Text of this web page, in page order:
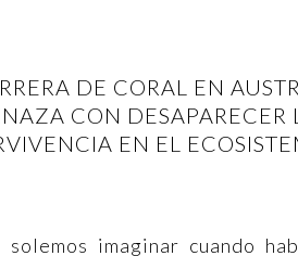
DE CORAL EN
CON DESAPARECER
EN EL
imaginar cuando